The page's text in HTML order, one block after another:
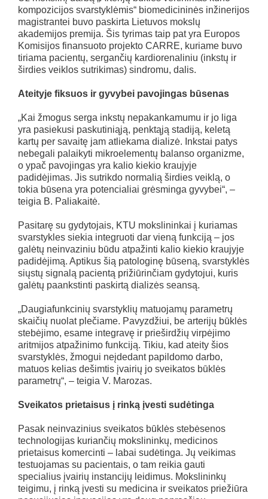
kompozicijos svarstyklėmis“ biomedicininės inžinerijos
magistrantei buvo paskirta Lietuvos mokslų
akademijos premija. Šis tyrimas taip pat yra Europos
Komisijos finansuoto projekto CARRE, kuriame buvo
tiriama pacientų, sergančių kardiorenaliniu (inkstų ir
širdies veiklos sutrikimas) sindromu, dalis.
Ateityje fiksuos ir gyvybei pavojingas būsenas
„Kai žmogus serga inkstų nepakankamumu ir jo liga
yra pasiekusi paskutiniąją, penktąją stadiją, keletą
kartų per savaitę jam atliekama dializė. Inkstai patys
nebegali palaikyti mikroelementų balanso organizme,
o ypač pavojingas yra kalio kiekio kraujyje
padidėjimas. Jis sutrikdo normalią širdies veiklą, o
tokia būsena yra potencialiai grėsminga gyvybei“, –
teigia B. Paliakaitė.
Pasitarę su gydytojais, KTU mokslininkai į kuriamas
svarstykles siekia integruoti dar vieną funkciją – jos
galėtų neinvaziniu būdu atpažinti kalio kiekio kraujyje
padidėjimą. Aptikus šią patologinę būseną, svarstyklės
siųstų signalą pacientą prižiūrinčiam gydytojui, kuris
galėtų paankstinti paskirtą dializės seansą.
„Daugiafunkcinių svarstyklių matuojamų parametrų
skaičių nuolat plečiame. Pavyzdžiui, be arterijų būklės
stebėjimo, esame integravę ir prieširdžių virpėjimo
aritmijos atpažinimo funkciją. Tikiu, kad ateity šios
svarstyklės, žmogui neįdedant papildomo darbo,
matuos kelias dešimtis įvairių jo sveikatos būklės
parametrų“, – teigia V. Marozas.
Sveikatos prietaisus į rinką įvesti sudėtinga
Pasak neinvazinius sveikatos būklės stebėsenos
technologijas kuriančių mokslininkų, medicinos
prietaisus komercinti – labai sudėtinga. Jų veikimas
testuojamas su pacientais, o tam reikia gauti
specialius įvairių instancijų leidimus. Mokslininkų
teigimu, į rinką įvesti su medicina ir sveikatos priežiūra